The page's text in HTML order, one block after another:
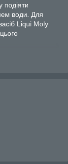
подіяти
води. Для
Liqui Moly